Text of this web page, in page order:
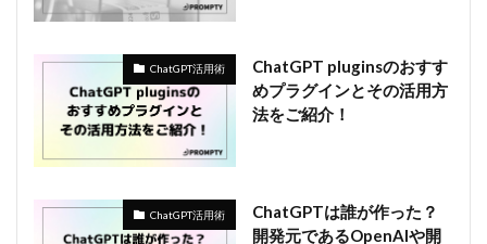
ChatGPT活用術
ChatGPT pluginsのおすす
めプラグインとその活用方
法をご紹介！
ChatGPT活用術
ChatGPTは誰が作った？
開発元であるOpenAIや開